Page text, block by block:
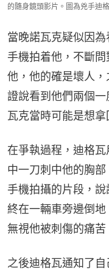
的隨身鏡頭影片。圖為兇手迪
當晚諾瓦克疑似因
手機拍着他，不斷
他，他的確是壞人
證說看到他們兩個
瓦克當時可能是想拿
在爭執過程，迪格
中一刀刺中他的胸
手機拍攝的片段，
終在一輛車旁邊倒地
無視他被刺傷的痛苦
之後迪格瓦通知了